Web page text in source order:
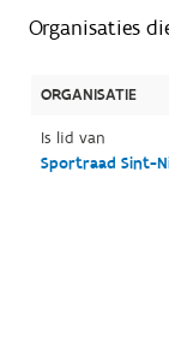
Organisaties
ORGANISATIE
Is lid van
Sportraad Sint-